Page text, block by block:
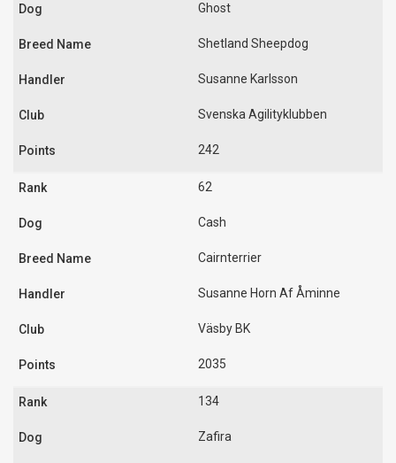
Ghost
Shetland Sheepdog
Susanne Karlsson
Svenska Agilityklubben
242
62
Cash
Cairnterrier
Susanne Horn Af Åminne
Väsby BK
2035
134
Zafira